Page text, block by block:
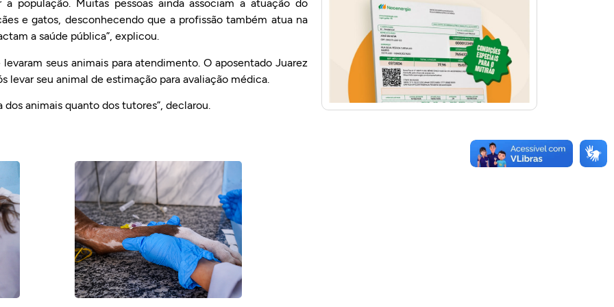
população. Muitas pessoas ainda associam a atuação do
e gatos, desconhecendo que a profissão também atua na
a saúde pública”, explicou.
seus animais para atendimento. O aposentado Juarez
levar seu animal de estimação para avaliação médica.
animais quanto dos tutores”, declarou.